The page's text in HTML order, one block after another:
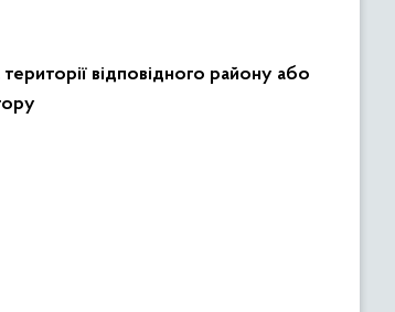
відповідного району або